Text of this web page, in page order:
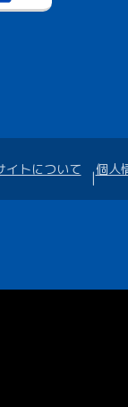
イトについて 個人